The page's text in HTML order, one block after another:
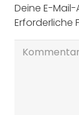
Deine E-
Erforderliche